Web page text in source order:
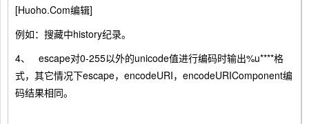
[Huoho.Com编辑]
例如：搜藏中history纪录。
4、 escape对0-255以外的unicode值进行编码时输出%u****格
式，其它情况下escape，encodeURI，encodeURIComponent编
码结果相同。